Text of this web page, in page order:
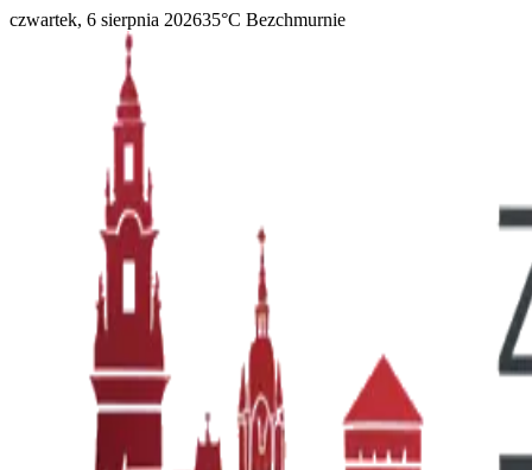
czwartek, 6 sierpnia 202635°C Bezchmurnie